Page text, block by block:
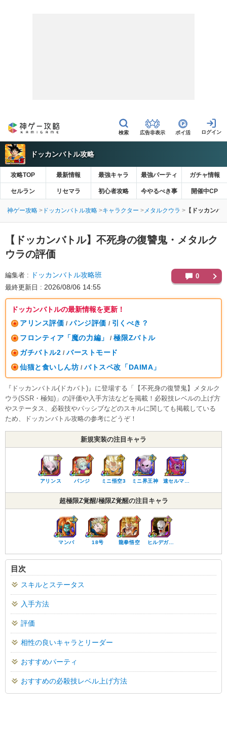
広告非表示 ポイ活
ドッカンバトル攻略
攻略TOP 最新情報 最強キャラ 最強パーティ ガチャ情報
セルラン リセマラ 初心者攻略 今やるべき事 開催中CP
神ゲー攻略 ドッカンバトル攻略 キャラクター メタルクウラ 【ドッカンバ
【ドッカンバトル】 不死身の復讐鬼・メタルク
ウラの評価
編集者 ドッカンバトル攻略班
最終更新日 2026/08/06 14:55
0
ドッカンバトルの最新情報を更新！
アリンス評価 / パンジ評価 / 引くべき？
フロンティア「魔の力編」
/ 極限Zバトル
ガチバトル2 / バーストモード
仙猫と食いしん坊 / バトスペ改「DAIMA」
『ドッカンバトル(ドカバト)』に登場する「【不死身の復讐鬼】メタルク
ウラ(SSR・極知)」の評価や入手方法などを掲載！必殺技レベルの上げ方
やステータス、必殺技やパッシブなどのスキルに関しても掲載している
ため、ドッカンバトル攻略の参考にどうぞ！
新規実装の注目キャラ
アリンス パンジ ミニ悟空3 ミニ界王神 速セルマ…
超極限Z覚醒/極限Z覚醒の注目キャラ
マンバ 18号 龍拳悟空 ヒルデガ…
目次
スキルとステータス
入手方法
評価
相性の良いキャラとリーダー
おすすめパーティ
おすすめの必殺技レベル上げ方法